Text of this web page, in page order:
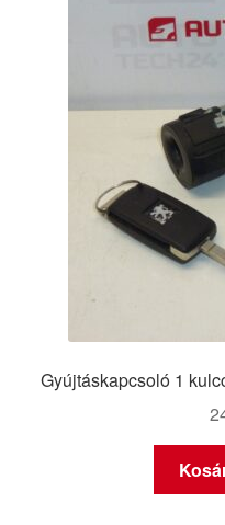
Gyújtáskapcsoló 1